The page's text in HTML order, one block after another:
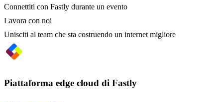
Connettiti con Fastly durante un evento
Lavora con noi
Unisciti al team che sta costruendo un internet migliore
Piattaforma edge cloud di Fastly